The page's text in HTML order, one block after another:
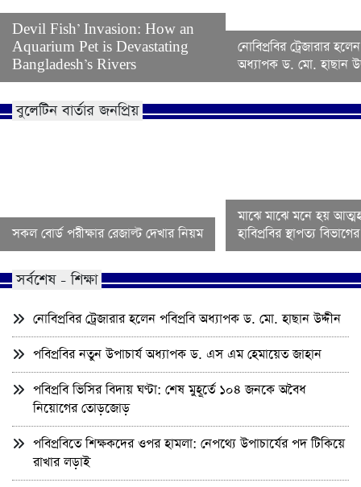
Devil Fish’ Invasion: How an
Aquarium Pet is Devastating
Bangladesh’s Rivers
নোবিপ্রবির ট্রেজারার
অধ্যাপক ড. মো. হাছান
বুলেটিন বার্তার জনপ্রিয়
সকল বোর্ড পরীক্ষার রেজাল্ট দেখার নিয়ম
মাঝে মাঝে মনে হয়
হাবিপ্রবির স্থাপত্য
সর্বশেষ - শিক্ষা
নোবিপ্রবির ট্রেজারার হলেন পবিপ্রবি অধ্যাপক ড. মো. হাছান উদ্দীন
পবিপ্রবির নতুন উপাচার্য অধ্যাপক ড. এস এম হেমায়েত জাহান
পবিপ্রবি ভিসির বিদায় ঘণ্টা: শেষ মুহূর্তে ১০৪ জনকে অবৈধ
নিয়োগের তোড়জোড়
পবিপ্রবিতে শিক্ষকদের ওপর হামলা: নেপথ্যে উপাচার্যের পদ টিকিয়ে
রাখার লড়াই